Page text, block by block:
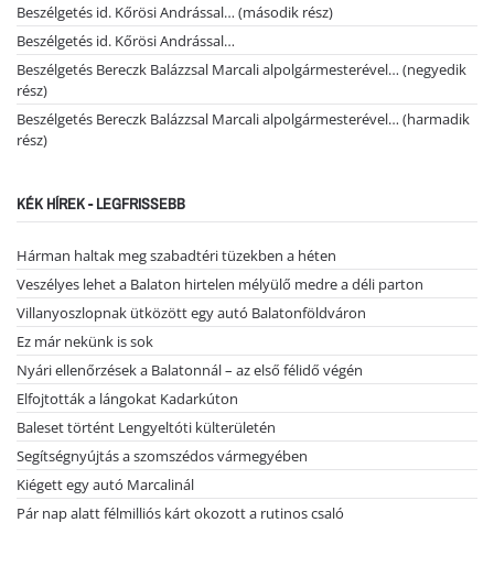
Beszélgetés id. Kőrösi Andrással… (második rész)
Beszélgetés id. Kőrösi Andrással…
Beszélgetés Bereczk Balázzsal Marcali alpolgármesterével… (negyedik
rész)
Beszélgetés Bereczk Balázzsal Marcali alpolgármesterével… (harmadik
rész)
KÉK HÍREK - LEGFRISSEBB
Hárman haltak meg szabadtéri tüzekben a héten
Veszélyes lehet a Balaton hirtelen mélyülő medre a déli parton
Villanyoszlopnak ütközött egy autó Balatonföldváron
Ez már nekünk is sok
Nyári ellenőrzések a Balatonnál – az első félidő végén
Elfojtották a lángokat Kadarkúton
Baleset történt Lengyeltóti külterületén
Segítségnyújtás a szomszédos vármegyében
Kiégett egy autó Marcalinál
Pár nap alatt félmilliós kárt okozott a rutinos csaló